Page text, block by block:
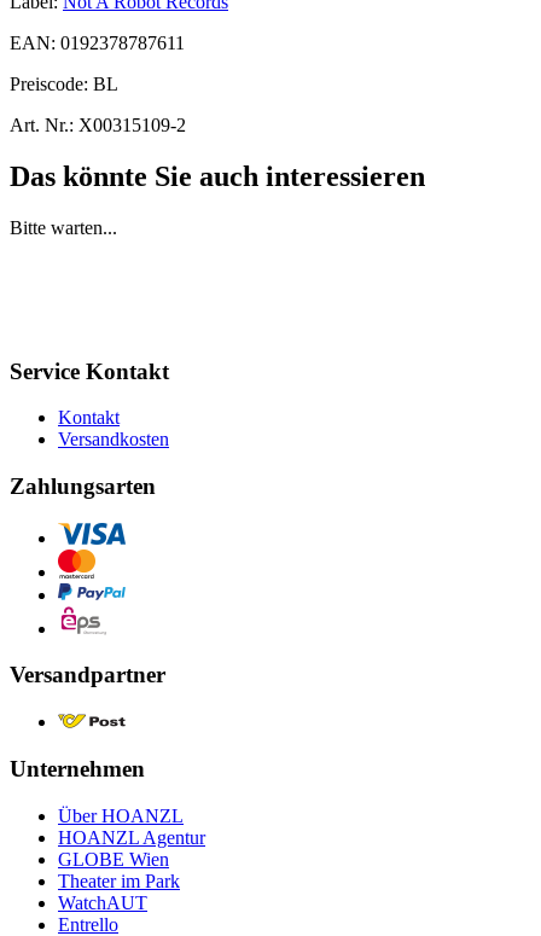
EAN: 0192378787611
Preiscode: BL
Art. Nr.: X00315109-2
Das könnte Sie auch interessieren
Bitte warten...
Service Kontakt
Kontakt
Versandkosten
Zahlungsarten
Versandpartner
Unternehmen
Über HOANZL
HOANZL Agentur
GLOBE Wien
Theater im Park
WatchAUT
Entrello